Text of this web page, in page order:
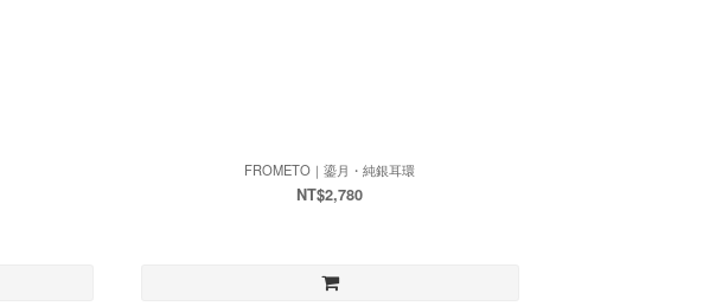
FROMETO｜鎏月・純銀耳環
NT$2,780